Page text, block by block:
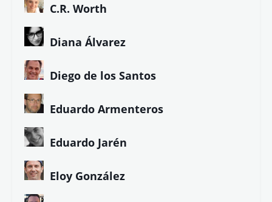
C.R. Worth
Diana Álvarez
Diego de los Santos
Eduardo Armenteros
Eduardo Jarén
Eloy González